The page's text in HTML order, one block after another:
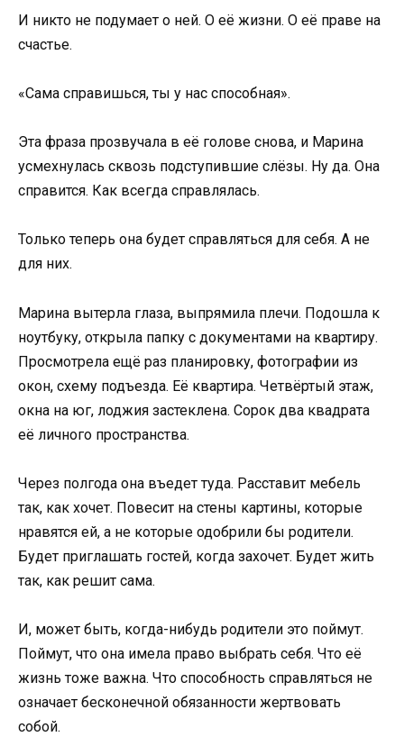
И никто не подумает о ней. О её жизни. О её праве на
счастье.
«Сама справишься, ты у нас способная».
Эта фраза прозвучала в её голове снова, и Марина
усмехнулась сквозь подступившие слёзы. Ну да. Она
справится. Как всегда справлялась.
Только теперь она будет справляться для себя. А не
для них.
Марина вытерла глаза, выпрямила плечи. Подошла к
ноутбуку, открыла папку с документами на квартиру.
Просмотрела ещё раз планировку, фотографии из
окон, схему подъезда. Её квартира. Четвёртый этаж,
окна на юг, лоджия застеклена. Сорок два квадрата
её личного пространства.
Через полгода она въедет туда. Расставит мебель
так, как хочет. Повесит на стены картины, которые
нравятся ей, а не которые одобрили бы родители.
Будет приглашать гостей, когда захочет. Будет жить
так, как решит сама.
И, может быть, когда-нибудь родители это поймут.
Поймут, что она имела право выбрать себя. Что её
жизнь тоже важна. Что способность справляться не
означает бесконечной обязанности жертвовать
собой.